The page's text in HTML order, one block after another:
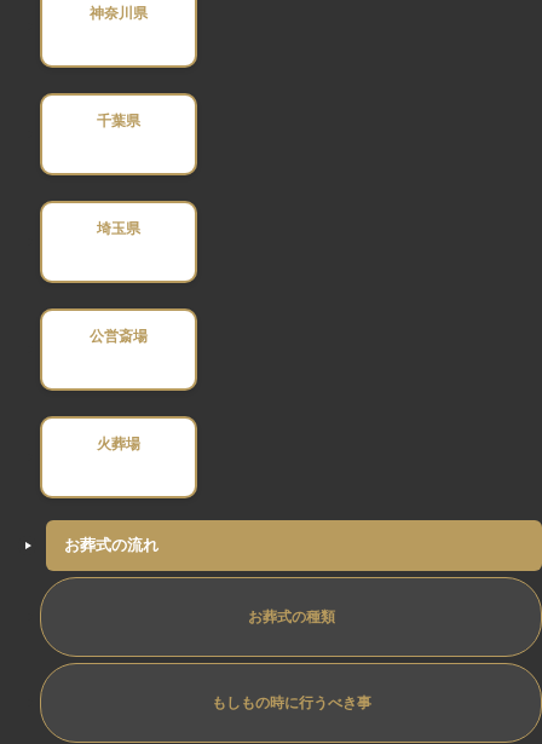
神奈川県
千葉県
埼玉県
公営斎場
火葬場
お葬式の流れ
お葬式の種類
もしもの時に行うべき事